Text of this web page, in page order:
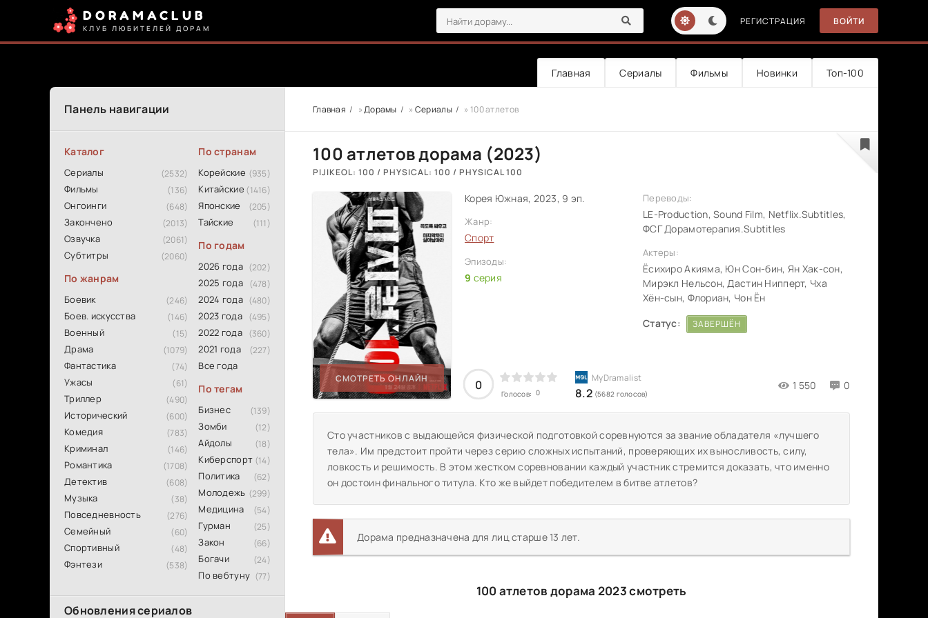
DORAMACLUB
КЛУБ ЛЮБИТЕЛЕЙ ДОРАМ
РЕГИСТРАЦИЯ ВОЙТИ
Главная Сериалы Фильмы Новинки Топ-100
Панель навигации
Каталог
Сериалы (2532)
Фильмы (136)
Онгоинги (648)
Закончено (2013)
Озвучка (2061)
Субтитры (2060)
По жанрам
Боевик (246)
Боев. искусства (146)
Военный (15)
Драма (1079)
Фантастика (74)
Ужасы (61)
Триллер (490)
Исторический (600)
Комедия (783)
Криминал (146)
Романтика (1708)
Детектив (608)
Музыка (38)
Повседневность (276)
Семейный (60)
Спортивный (48)
Фэнтези (538)
По странам
Корейские (935)
Китайские (1416)
Японские (205)
Тайские (111)
По годам
2026 года (202)
2025 года (478)
2024 года (480)
2023 года (495)
2022 года (360)
2021 года (227)
Все года
По тегам
Бизнес (139)
Зомби (12)
Айдолы (18)
Киберспорт (14)
Политика (62)
Молодежь (299)
Медицина (54)
Гурман (25)
Закон (66)
Богачи (24)
По вебтуну (77)
Обновления сериалов
Главная »Дорамы » Сериалы » 100 атлетов
100 атлетов дорама (2023)
PIJIKEOL: 100 / PHYSICAL: 100 / PHYSICAL 100
СМОТРЕТЬ ОНЛАЙН
Корея Южная, 2023, 9 эп.
Жанр:
Спорт
Эпизоды:
9 серия
0
Голосов: 0 8.2 (5682 голосов)
1 550 0
Переводы:
LE-Production, Sound Film, Netflix.Subtitles,
ФСГ Дорамотерапия.Subtitles
Актеры:
Ёсихиро Акияма, Юн Сон-бин, Ян Хак-сон,
Мирэкл Нельсон, Дастин Нипперт, Чха
Хён-сын, Флориан, Чон Ён
Статус:
ЗАВЕРШЁН
Сто участников с выдающейся физической подготовкой соревнуются за звание обладателя «лучшего
тела». Им предстоит пройти через серию сложных испытаний, проверяющих их выносливость, силу,
ловкость и решимость. В этом жестком соревновании каждый участник стремится доказать, что именно
он достоин финального титула. Кто же выйдет победителем в битве атлетов?
Дорама предназначена для лиц старше 13 лет.
100 атлетов дорама 2023 смотреть